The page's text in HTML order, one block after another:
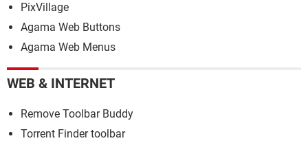
PixVillage
Agama Web Buttons
Agama Web Menus
WEB & INTERNET
Remove Toolbar Buddy
Torrent Finder toolbar